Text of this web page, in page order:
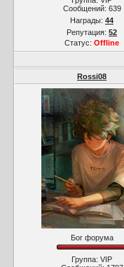
Сообщений: 639
Награды: 44
Репутация: 52
Статус: Offline
Rossi08
Бог форума
Группа: VIP